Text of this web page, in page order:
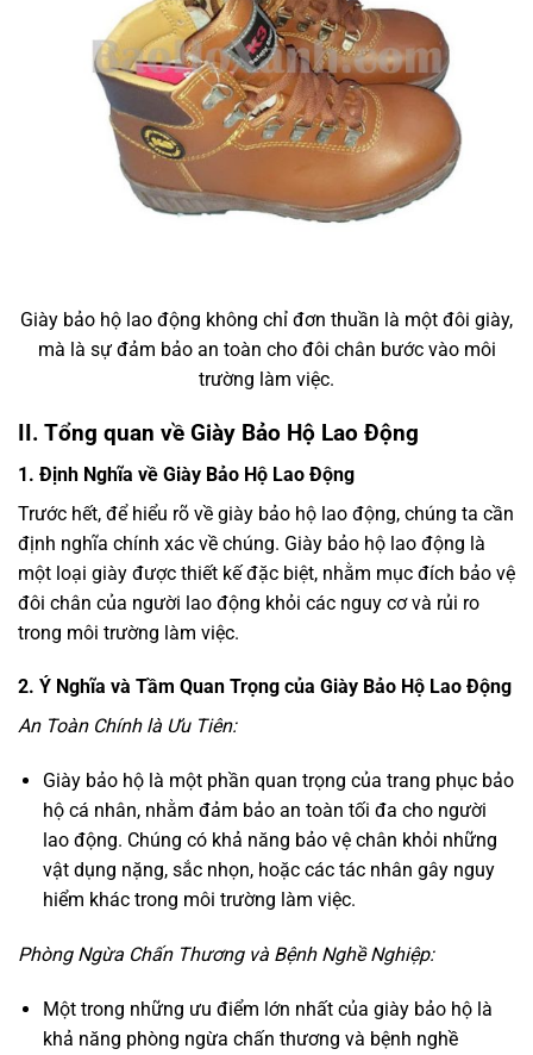
Giày bảo hộ lao động không chỉ đơn thuần là một đôi giày,
mà là sự đảm bảo an toàn cho đôi chân bước vào môi
trường làm việc.
II. Tổng quan về Giày Bảo Hộ Lao Động
1. Định Nghĩa về Giày Bảo Hộ Lao Động
Trước hết, để hiểu rõ về giày bảo hộ lao động, chúng ta cần
định nghĩa chính xác về chúng. Giày bảo hộ lao động là
một loại giày được thiết kế đặc biệt, nhằm mục đích bảo vệ
đôi chân của người lao động khỏi các nguy cơ và rủi ro
trong môi trường làm việc.
2. Ý Nghĩa và Tầm Quan Trọng của Giày Bảo Hộ Lao Động
An Toàn Chính là Ưu Tiên:
Giày bảo hộ là một phần quan trọng của trang phục bảo
hộ cá nhân, nhằm đảm bảo an toàn tối đa cho người
lao động. Chúng có khả năng bảo vệ chân khỏi những
vật dụng nặng, sắc nhọn, hoặc các tác nhân gây nguy
hiểm khác trong môi trường làm việc.
Phòng Ngừa Chấn Thương và Bệnh Nghề Nghiệp:
Một trong những ưu điểm lớn nhất của giày bảo hộ là
khả năng phòng ngừa chấn thương và bệnh nghề